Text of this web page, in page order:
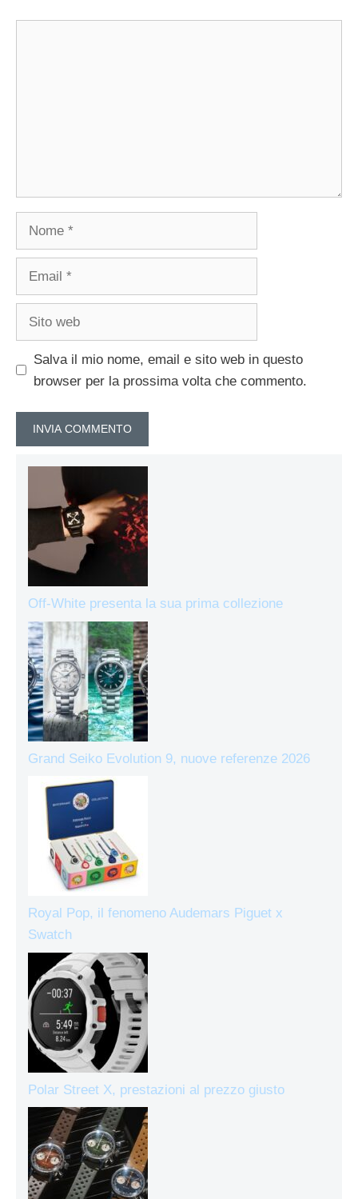
Salva il mio nome, email e sito web in questo
browser per la prossima volta che commento.
Off-White presenta la sua prima collezione
Grand Seiko Evolution 9, nuove referenze 2026
Royal Pop, il fenomeno Audemars Piguet x
Swatch
Polar Street X, prestazioni al prezzo giusto